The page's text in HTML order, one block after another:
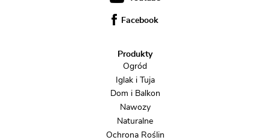
Facebook
Produkty
Ogród
Iglak i Tuja
Dom i Balkon
Nawozy
Naturalne
Ochrona Roślin